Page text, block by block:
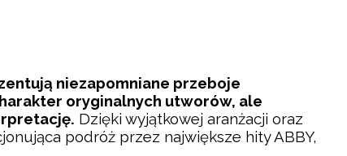
niezapomniane przeboje
oryginalnych utworów, ale
Dzięki wyjątkowej aranżacji oraz
podróż przez największe hity ABBY,